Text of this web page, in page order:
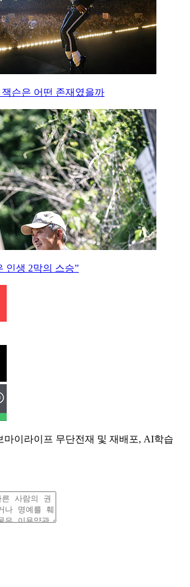
잭슨은 어떤 존재였을까
인생 2막의 스승”
이라이프 무단전재 및 재배포, AI학습